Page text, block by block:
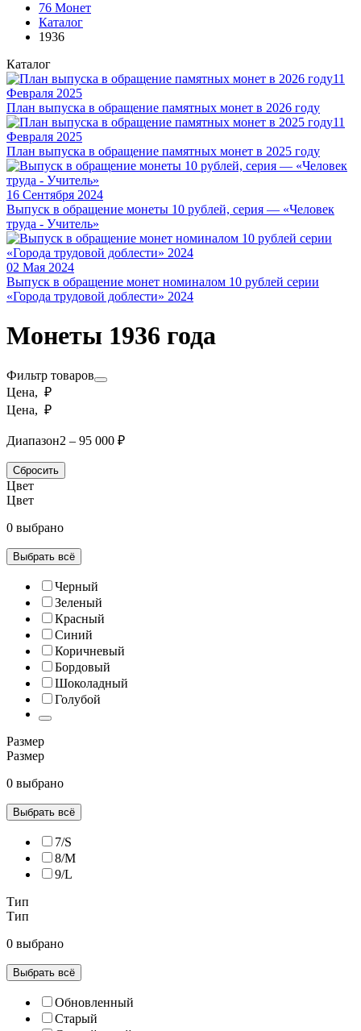
76 Монет
Каталог
1936
Каталог
11
Февраля 2025
План выпуска в обращение памятных монет в 2026 году
11
Февраля 2025
План выпуска в обращение памятных монет в 2025 году
16 Сентября 2024
Выпуск в обращение монеты 10 рублей, серия — «Человек
труда - Учитель»
02 Мая 2024
Выпуск в обращение монет номиналом 10 рублей серии
«Города трудовой доблести» 2024
Монеты 1936 года
Фильтр товаров
Цена, ₽
Цена, ₽
Диапазон2 – 95 000 ₽
Сбросить
Цвет
Цвет
0 выбрано
Выбрать всё
Черный
Зеленый
Красный
Синий
Коричневый
Бордовый
Шоколадный
Голубой
Размер
Размер
0 выбрано
Выбрать всё
7/S
8/M
9/L
Тип
Тип
0 выбрано
Выбрать всё
Обновленный
Старый